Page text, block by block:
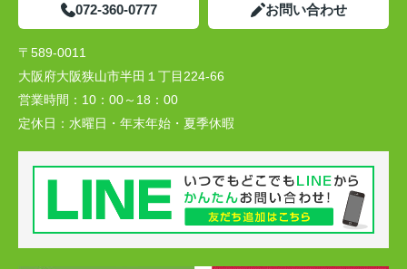
072-360-0777 お問い合わせ
〒589-0011
大阪府大阪狭山市半田１丁目224-66
営業時間： 10：00～18：00
定休日： 水曜日・年末年始・夏季休暇